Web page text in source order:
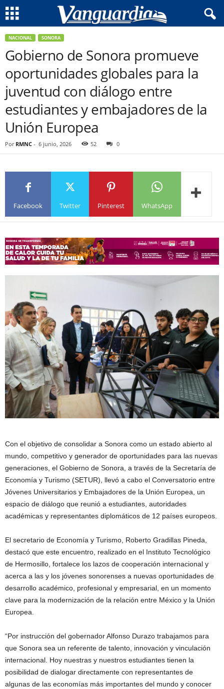
NACIONAL SONORA
Gobierno de Sonora promueve
oportunidades globales para la
juventud con diálogo entre
estudiantes y embajadores de la
Unión Europea
Por RMNC - 6 junio, 2026 52 0
Facebook Twitter Pinterest WhatsApp
Con el objetivo de consolidar a Sonora como un estado abierto al
mundo, competitivo y generador de oportunidades para las nuevas
generaciones, el Gobierno de Sonora, a través de la Secretaría de
Economía y Turismo (SETUR), llevó a cabo el Conversatorio entre
Jóvenes Universitarios y Embajadores de la Unión Europea, un
espacio de diálogo que reunió a estudiantes, autoridades
académicas y representantes diplomáticos de 12 países europeos.
El secretario de Economía y Turismo, Roberto Gradillas Pineda,
destacó que este encuentro, realizado en el Instituto Tecnológico
de Hermosillo, fortalece los lazos de cooperación internacional y
acerca a las y los jóvenes sonorenses a nuevas oportunidades de
desarrollo académico, profesional y empresarial, en un momento
clave para la modernización de la relación entre México y la Unión
Europea.
“Por instrucción del gobernador Alfonso Durazo trabajamos para
que Sonora sea un referente de talento, innovación y vinculación
internacional. Hoy nuestras y nuestros estudiantes tienen la
posibilidad de dialogar directamente con representantes de
algunas de las economías más importantes del mundo y conocer